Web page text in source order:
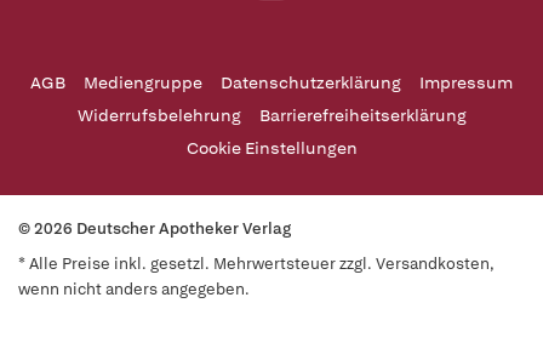
AGB Mediengruppe Datenschutzerklärung
Impressum
Widerrufsbelehrung
Barrierefreiheitserklärung
Cookie Einstellungen
© 2026 Deutscher Apotheker Verlag
* Alle Preise inkl. gesetzl. Mehrwertsteuer zzgl. Versandkosten,
wenn nicht anders angegeben.